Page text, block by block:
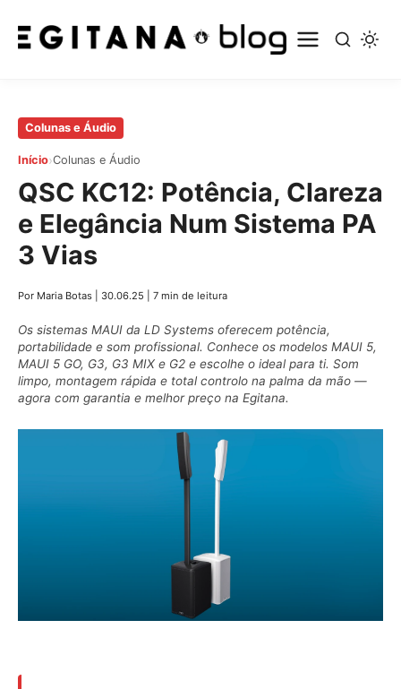
Pular
conteúdo
principal
Colunas e Áudio
Início›Colunas e Áudio
QSC KC12: Potência, Clareza
e Elegância Num Sistema PA
3 Vias
Por Maria Botas 30.06.25 7 min de leitura
Os sistemas MAUI da LD Systems oferecem potência,
portabilidade e som profissional. Conhece os modelos MAUI 5,
MAUI 5 GO, G3, G3 MIX e G2 e escolhe o ideal para ti. Som
limpo, montagem rápida e total controlo na palma da mão —
agora com garantia e melhor preço na Egitana.